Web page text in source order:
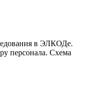
в ЭЛКОДе.
персонала. Схема